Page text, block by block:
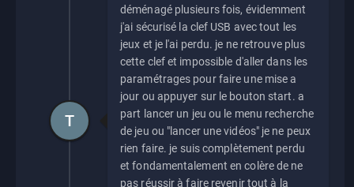
déménagé plusieurs fois, évidemment
j'ai sécurisé la clef USB avec tout les
jeux et je l'ai perdu. je ne retrouve plus
cette clef et impossible d'aller dans les
paramétrages pour faire une mise a
jour ou appuyer sur le bouton start. a
part lancer un jeu ou le menu recherche
de jeu ou "lancer une vidéos" je ne peux
rien faire. je suis complètement perdu
et fondamentalement en colère de ne
pas réussir à faire revenir tout à la
T